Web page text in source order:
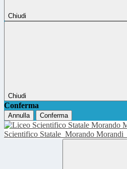
Chiudi
Chiudi
Conferma
Annulla Conferma
Scientifico Statale Morando Morandi